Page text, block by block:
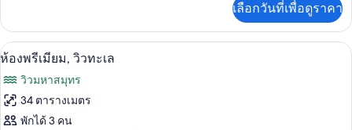
ทีฟ
เกี่ยว
กับ
ห้อง
เซก
คิว
ทีฟ
เลือกวันที่เพื่อดูราคา
เปิด
ภาพถ่าย
ทั้งหมด
ของ
ห้องพรีเมียม, วิวทะเล | เครื่องนอนระ
6
ห้องพรีเมียม, วิวทะเล
วิวมหาสมุทร
34 ตารางเมตร
พักได้ 3 คน